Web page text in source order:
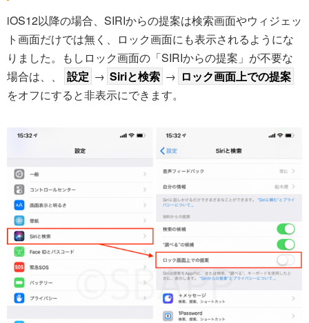
iOS12以降の場合、SIRIからの提案は検索画面やウィジェッ
ト画面だけでは無く、ロック画面にも表示されるようにな
りました。もしロック画面の「SIRIからの提案」が不要な
場合は、、
設定 → Siriと検索 → ロック画面上での提案
をオフにすると非表示にできます。